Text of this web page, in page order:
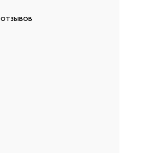
отзывов